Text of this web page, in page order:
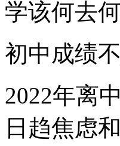
学该何去
初中成绩
2022年离
日趋焦虑